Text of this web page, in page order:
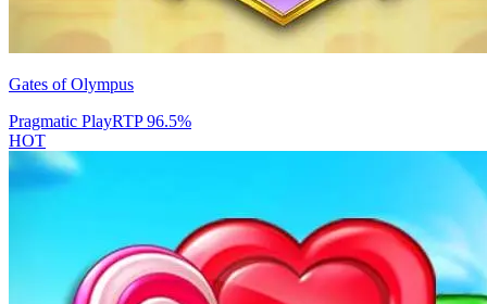
Gates of Olympus
Pragmatic PlayRTP96.5%
HOT